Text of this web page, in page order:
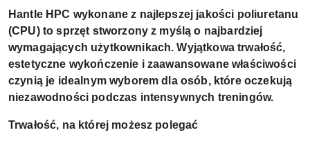
Hantle HPC wykonane z najlepszej jakości poliuretanu
(CPU) to sprzęt stworzony z myślą o najbardziej
wymagających użytkownikach. Wyjątkowa trwałość,
estetyczne wykończenie i zaawansowane właściwości
czynią je idealnym wyborem dla osób, które oczekują
niezawodności podczas intensywnych treningów.
Trwałość, na której możesz polegać